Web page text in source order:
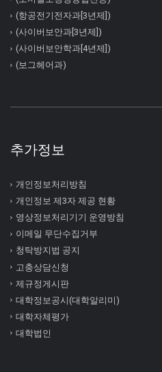
(항공전기전자과[3년제])
(사이버보안과[3년제])
(사이버보안학과[4년제])
(보그헤어과)
추가정보
개인정보처리방침
개인정보 제3자 제공 현황
영상정보처리기기 운영방침
이메일 무단수집거부
청탁방지법 공지
고충상담신청
제규정게시판
대학정보공시(대학알리미)
대학자체평가
대학법인